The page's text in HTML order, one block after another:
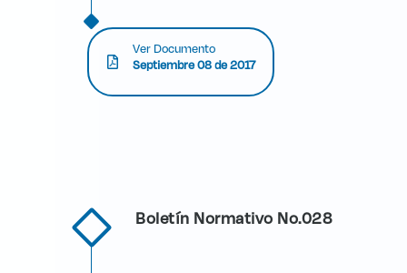
Ver Documento
Septiembre 08 de 2017
Boletín Normativo No.028